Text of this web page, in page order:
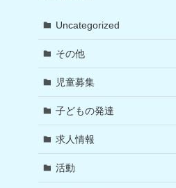
Uncategorized
その他
児童募集
子どもの発達
求人情報
活動